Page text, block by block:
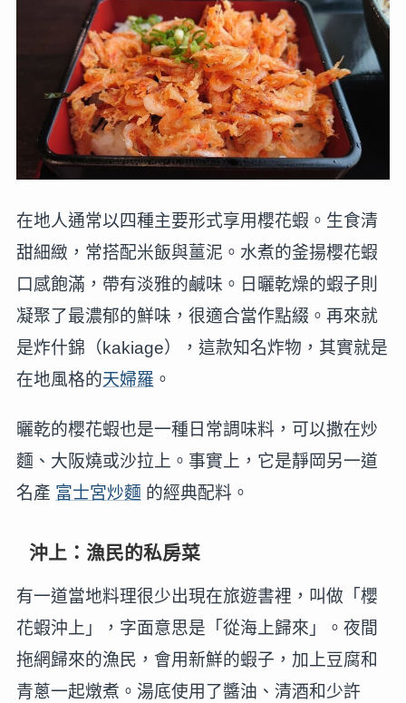
在地人通常以四種主要形式享用櫻花蝦。生食清
甜細緻，常搭配米飯與薑泥。水煮的釜揚櫻花蝦
口感飽滿，帶有淡雅的鹹味。日曬乾燥的蝦子則
凝聚了最濃郁的鮮味，很適合當作點綴。再來就
是炸什錦（kakiage），這款知名炸物，其實就是
在地風格的天婦羅 。
曬乾的櫻花蝦也是一種日常調味料，可以撒在炒
麵、大阪燒或沙拉上。事實上，它是靜岡另一道
名產 富士宮炒麵 的經典配料。
沖上：漁民的私房菜
有一道當地料理很少出現在旅遊書裡，叫做「櫻
花蝦沖上」，字面意思是「從海上歸來」。夜間
拖網歸來的漁民，會用新鮮的蝦子，加上豆腐和
青蔥一起燉煮。湯底使用了醬油、清酒和少許